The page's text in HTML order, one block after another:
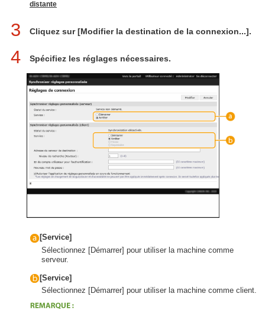
distante
3 Cliquez sur [Modifier la destination de la connexion...].
4 Spécifiez les réglages nécessaires.
[Service]
Sélectionnez [Démarrer] pour utiliser la machine comme
serveur.
[Service]
Sélectionnez [Démarrer] pour utiliser la machine comme client.